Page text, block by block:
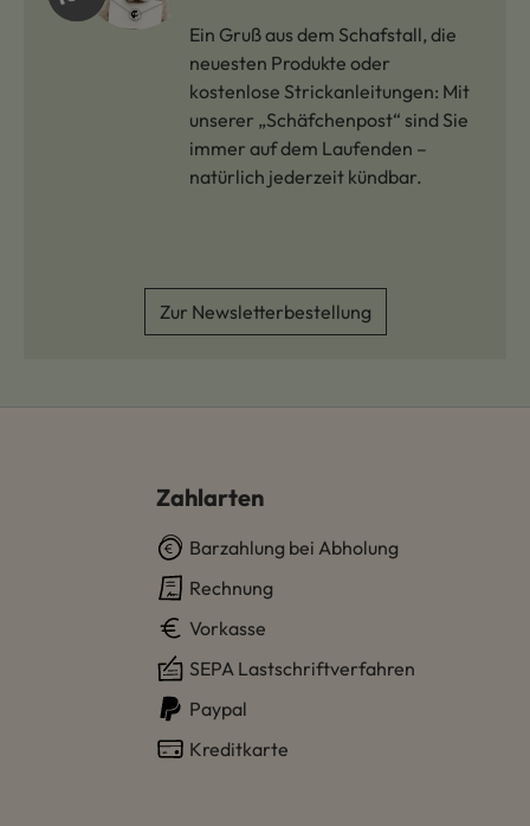
Ein Gruß aus dem Schafstall, die
neuesten Produkte oder
kostenlose Strickanleitungen: Mit
unserer „Schäfchenpost“ sind Sie
immer auf dem Laufenden –
natürlich jederzeit kündbar.
Zur Newsletterbestellung
Zahlarten
Barzahlung bei Abholung
Rechnung
Vorkasse
SEPA Lastschriftverfahren
Paypal
Kreditkarte